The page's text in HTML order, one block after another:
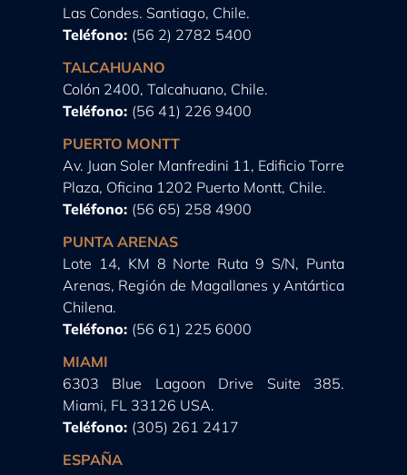
Las Condes. Santiago, Chile.
Teléfono: (56 2) 2782 5400
TALCAHUANO
Colón 2400, Talcahuano, Chile.
Teléfono: (56 41) 226 9400
PUERTO MONTT
Av. Juan Soler Manfredini 11, Edificio Torre
Plaza, Oficina 1202 Puerto Montt, Chile.
Teléfono: (56 65) 258 4900
PUNTA ARENAS
Lote 14, KM 8 Norte Ruta 9 S/N, Punta
Arenas, Región de Magallanes y Antártica
Chilena.
Teléfono: (56 61) 225 6000
MIAMI
6303 Blue Lagoon Drive Suite 385.
Miami, FL 33126 USA.
Teléfono: (305) 261 2417
ESPAÑA